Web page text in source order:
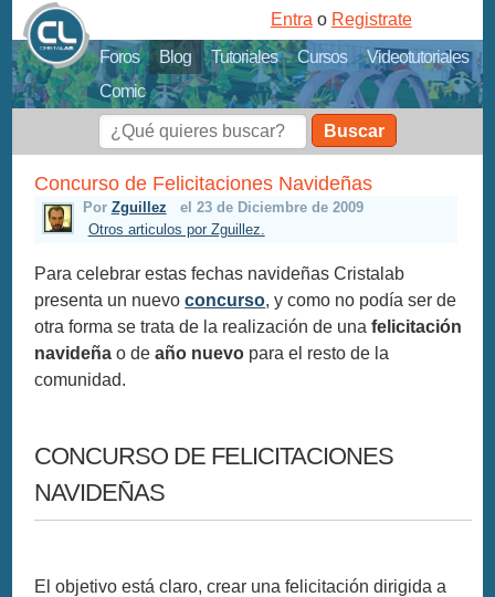
Foros Blog Tutoriales Cursos
Videotutoriales
Comic
Entra o Registrate
Buscar
Concurso de Felicitaciones Navideñas
Por Zguillez
el 23 de Diciembre de 2009
Otros articulos por Zguillez.
Para celebrar estas fechas navideñas Cristalab
presenta un nuevoconcurso, y como no podía ser de
otra forma se trata de la realización de unafelicitación
navideña o deaño nuevo para el resto de la
comunidad.
CONCURSO DE FELICITACIONES
NAVIDEÑAS
El objetivo está claro, crear una felicitación dirigida a